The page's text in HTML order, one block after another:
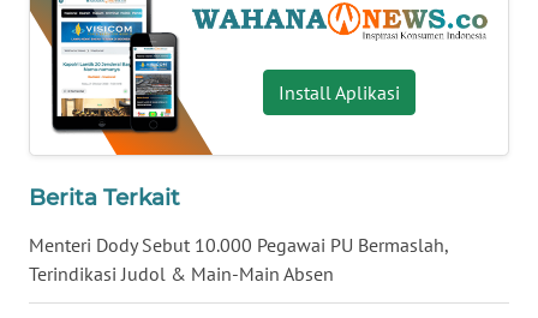
Install Aplikasi
Berita Terkait
Menteri Dody Sebut 10.000 Pegawai PU Bermaslah,
Terindikasi Judol & Main-Main Absen
WN
NUSANTARA
WN
WN